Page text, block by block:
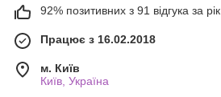
92% позитивних з 91 відгука за рік
Працює з 16.02.2018
м. Київ
Київ, Україна